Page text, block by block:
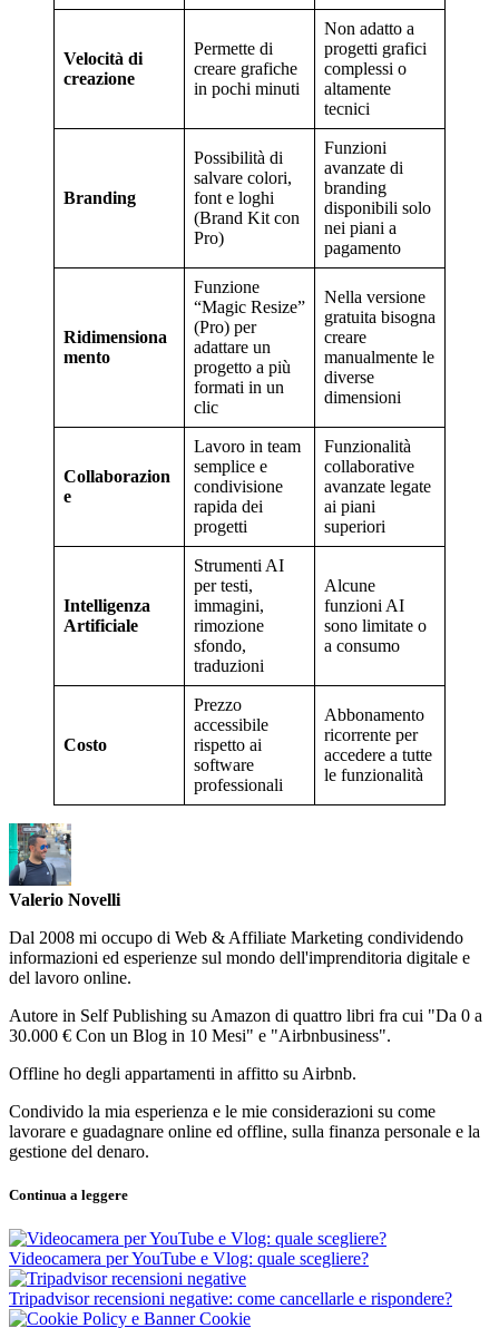
Velocità di
creazione
Permette di
creare grafiche
in pochi minuti
Non adatto a
progetti grafici
complessi o
altamente
tecnici
Branding
Possibilità di
salvare colori,
font e loghi
(Brand Kit con
Pro)
Funzioni
avanzate di
branding
disponibili solo
nei piani a
pagamento
Ridimensiona
mento
Funzione
“Magic Resize”
(Pro) per
adattare un
progetto a più
formati in un
clic
Nella versione
gratuita bisogna
creare
manualmente le
diverse
dimensioni
Collaborazion
e
Lavoro in team
semplice e
condivisione
rapida dei
progetti
Funzionalità
collaborative
avanzate legate
ai piani
superiori
Intelligenza
Artificiale
Strumenti AI
per testi,
immagini,
rimozione
sfondo,
traduzioni
Alcune
funzioni AI
sono limitate o
a consumo
Costo
Prezzo
accessibile
rispetto ai
software
professionali
Abbonamento
ricorrente per
accedere a tutte
le funzionalità
Valerio Novelli
Dal 2008 mi occupo di Web & Affiliate Marketing condividendo
informazioni ed esperienze sul mondo dell'imprenditoria digitale e
del lavoro online.
Autore in Self Publishing su Amazon di quattro libri fra cui "Da 0 a
30.000 € Con un Blog in 10 Mesi" e "Airbnbusiness".
Offline ho degli appartamenti in affitto su Airbnb.
Condivido la mia esperienza e le mie considerazioni su come
lavorare e guadagnare online ed offline, sulla finanza personale e la
gestione del denaro.
Continua a leggere
Videocamera per YouTube e Vlog: quale scegliere?
Tripadvisor recensioni negative: come cancellarle e rispondere?